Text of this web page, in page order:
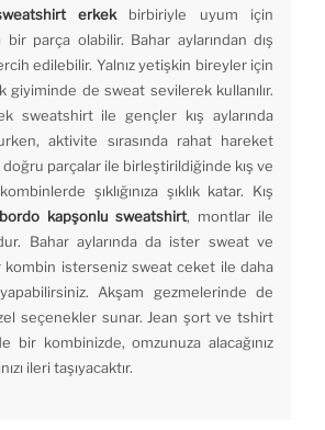
erkekbirbiriyle uyum için
bir parça olabilir. Bahar aylarından dış
edilebilir. Yalnız yetişkin bireyler için
giyiminde de sweat sevilerek kullanılır.
sweatshirt ile gençler kış aylarında
aktivite sırasında rahat hareket
parçalar ile birleştirildiğinde kış ve
şıklığınıza şıklık katar. Kış
kapşonlu sweatshirt, montlar ile
Bahar aylarında da ister sweat ve
isterseniz sweat ceket ile daha
Akşam gezmelerinde de
seçenekler sunar. Jean şort ve tshirt
bir kombinizde, omzunuza alacağınız
ileri taşıyacaktır.